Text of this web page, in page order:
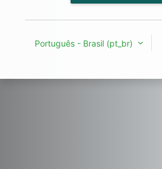
Português - Brasil ‎(pt_br)‎